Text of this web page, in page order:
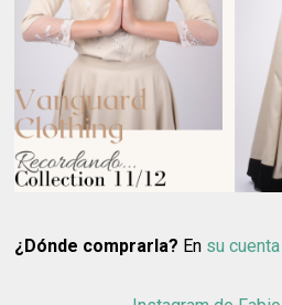
¿Dónde comprarla? En su